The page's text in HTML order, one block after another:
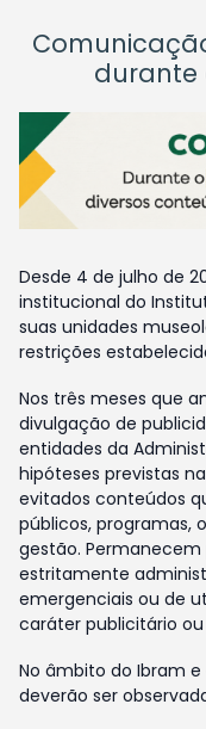
durante
Desde 4 de julho de
institucional do
suas unidades
restrições
Nos três meses que
divulgação de
entidades da
hipóteses previstas
evitados conteúdos
públicos, programas,
gestão.
estritamente
emergenciais ou de
caráter publicitário
No âmbito do Ibram
deverão ser